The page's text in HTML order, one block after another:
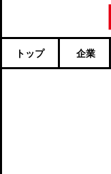
トップ 企業